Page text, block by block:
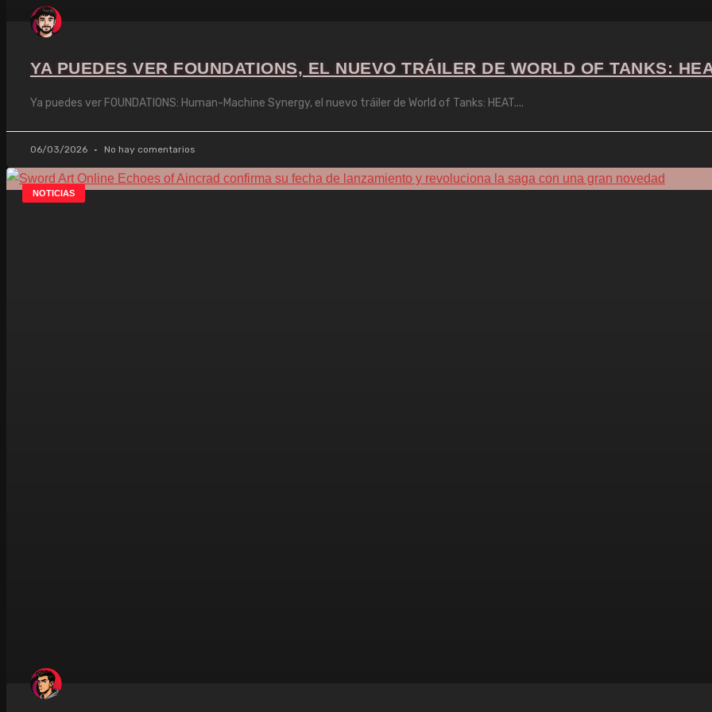
YA PUEDES VER FOUNDATIONS, EL NUEVO TRÁILER DE WORLD OF TANKS:
Ya puedes ver FOUNDATIONS: Human-Machine Synergy, el nuevo tráiler de World of Tanks: HEAT.
06/03/2026 No hay comentarios
NOTICIAS